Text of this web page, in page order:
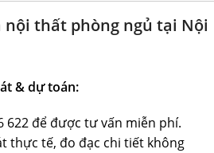
nội thất phòng ngủ tại Nội
& dự toán:
622 để được tư vấn miễn phí.
thực tế, đo đạc chi tiết không